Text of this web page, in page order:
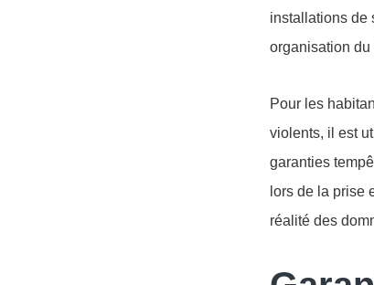
installations de
organisation du
Pour les
violents, il est
garanties
lors de la prise
réalité des